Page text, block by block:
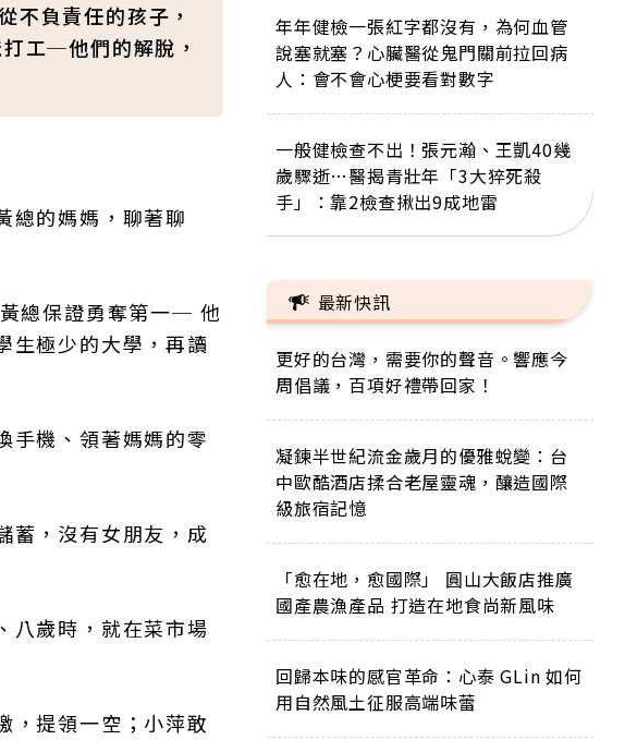
不負責任的孩子，
工─他們的解脫，
總的媽媽，聊著聊
總保證勇奪第一─ 他
生極少的大學，再讀
手機、領著媽媽的零
蓄，沒有女朋友，成
八歲時，就在菜市場
，提領一空；小萍敢
年年健檢一張紅字都沒有，為何血管
說塞就塞？心臟醫從鬼門關前拉回病
人：會不會心梗要看對數字
一般健檢查不出！張元瀚、王凱40幾
歲驟逝…醫揭青壯年「3大猝死殺
手」：靠2檢查揪出9成地雷
最新快訊
更好的台灣，需要你的聲音。響應今
周倡議，百項好禮帶回家！
凝鍊半世紀流金歲月的優雅蛻變：台
中歐酷酒店揉合老屋靈魂，釀造國際
級旅宿記憶
「愈在地，愈國際」 圓山大飯店推廣
國產農漁產品 打造在地食尚新風味
回歸本味的感官革命：心泰 GLin 如何
用自然風土征服高端味蕾